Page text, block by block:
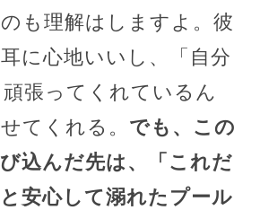
も理解はしますよ。彼
に心地いいし、「自分
張ってくれているん
てくれる。 でも、この
込んだ先は、「これだ
安心して溺れたプール